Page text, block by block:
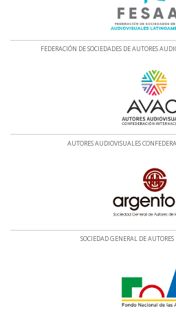
FEDERACIÓN DE SOCIEDADES DE AUTORES
AUTORES AUDIOVISUALES
SOCIEDAD GENERAL DE